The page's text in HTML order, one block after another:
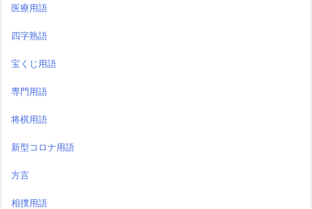
医療用語
四字熟語
宝くじ用語
専門用語
将棋用語
新型コロナ用語
方言
相撲用語